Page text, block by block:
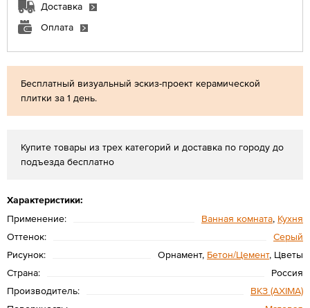
Бесплатный визуальный эскиз-проект керамической
плитки за 1 день.
Купите товары из трех категорий и доставка по городу до
подъезда бесплатно
Характеристики:
Применение:
Ванная комната, Кухня
Оттенок:
Серый
Рисунок:
Орнамент, Бетон/Цемент, Цветы
Страна:
Россия
Производитель:
ВКЗ (AXIMA)
Доставка
Оплата